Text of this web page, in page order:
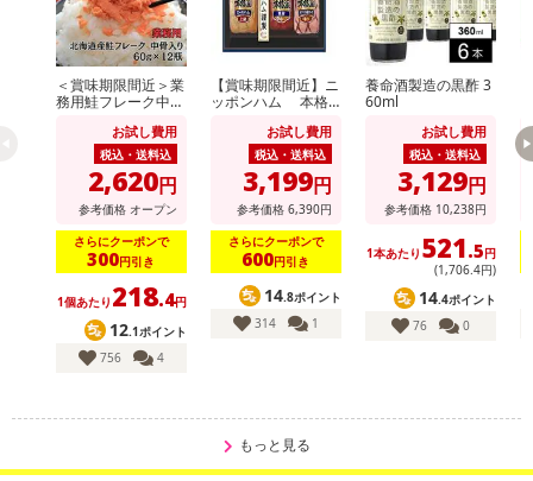
＜賞味期限間近＞業
務用鮭フレーク中骨
お試し費用
税込・送料込
2,620円
参考価格 オープン
さらにクーポンで
300円引き
1個あたり 218.4円
12.1ポイント
756
4
【賞味期限間近】ニ
ッポンハム 本格
お試し費用
税込・送料込
3,199円
参考価格 6,390円
さらにクーポンで
600円引き
14.8ポイント
314
1
養命酒製造の黒酢 3
60ml
お試し費用
税込・送料込
3,129円
参考価格 10,238円
1本あたり 521.5円
(1,706.4円)
14.4ポイント
76
0
もっと見る